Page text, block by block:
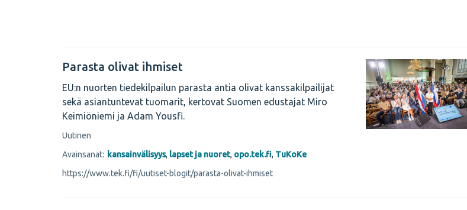
Parasta olivat ihmiset
EU:n nuorten tiedekilpailun parasta antia olivat kanssakilpailijat
sekä asiantuntevat tuomarit, kertovat Suomen edustajat Miro
Keimiöniemi ja Adam Yousfi.
Uutinen
Avainsanat: kansainvälisyys, lapset ja nuoret, opo.tek.fi, TuKoKe
https://www.tek.fi/fi/uutiset-blogit/parasta-olivat-ihmiset